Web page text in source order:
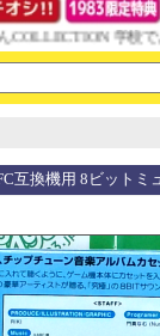
学校であっ
互換機用 8ビットミ